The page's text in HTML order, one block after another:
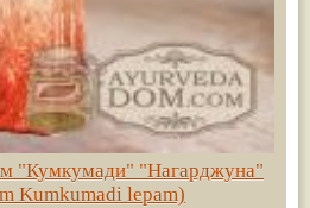
"Кумкумади" "Нагарджуна"
Kumkumadi lepam)